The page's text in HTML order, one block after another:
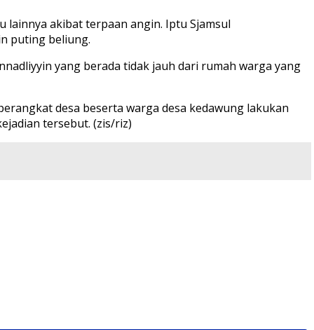
lainnya akibat terpaan angin. Iptu Sjamsul
puting beliung.
yang berada tidak jauh dari rumah warga yang
desa beserta warga desa kedawung lakukan
tersebut. (zis/riz)